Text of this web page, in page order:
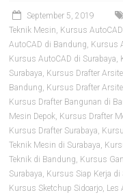
Sketchup,
Enscape,
Solidworks,
Inventor,
RAB,
Ahli
Gambar
Teknik
Mesin,
Arsitektur
dan
Interior,
September 5, 2019
Teknik Mesin, Kursus
AutoCAD di Bandung, Kursus
Kursus AutoCAD di Surabaya,
Surabaya, Kursus Drafter
Bandung, Kursus Drafter
Kursus Drafter Bangunan di
Mesin Depok, Kursus Drafter
Kursus Drafter Surabaya,
Teknik Mesin di Surabaya,
Teknik di Bandung, Kursus
Surabaya, Kursus Siap Kerja di
Kursus Sketchup Sidoarjo, Les